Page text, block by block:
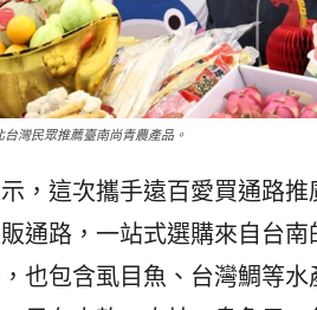
灣民眾推薦臺南尚青農產品。
，這次攜手遠百愛買通路推
通路，一站式選購來自台
也包含虱目魚、台灣鯛等